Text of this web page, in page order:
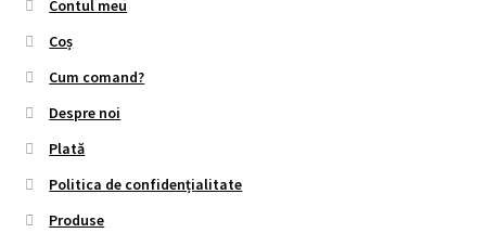
Contul meu
Coș
Cum comand?
Despre noi
Plată
Politica de confidențialitate
Produse